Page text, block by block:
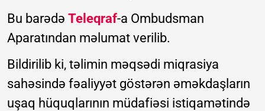
Bu barədə Teleqraf-a Ombudsman
Aparatından məlumat verilib.
Bildirilib ki, təlimin məqsədi miqrasiya
sahəsində fəaliyyət göstərən əməkdaşların
uşaq hüquqlarının müdafiəsi istiqamətində